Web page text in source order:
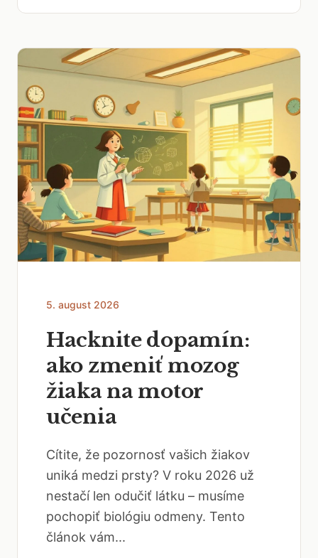
5. august 2026
Hacknite dopamín:
ako zmeniť mozog
žiaka na motor
učenia
Cítite, že pozornosť vašich žiakov
uniká medzi prsty? V roku 2026 už
nestačí len odučiť látku – musíme
pochopiť biológiu odmeny. Tento
článok vám...